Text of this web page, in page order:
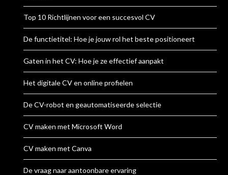
Top 10 Richtlijnen voor een succesvol CV
De functietitel: Hoe je jouw rol het beste positioneert
Gaten in het CV: Hoe je ze effectief aanpakt
Het digitale CV en online profielen
De CV-robot en geautomatiseerde selectie
CV maken met Microsoft Word
CV maken met Canva
De vraag naar aantoonbare ervaring